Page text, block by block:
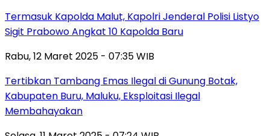
Termasuk Kapolda Malut, Kapolri Jenderal Polisi Listyo
Sigit Prabowo Angkat 10 Kapolda Baru
Rabu, 12 Maret 2025 - 07:35 WIB
Tertibkan Tambang Emas Ilegal di Gunung Botak,
Kabupaten Buru, Maluku, Eksploitasi Ilegal
Membahayakan